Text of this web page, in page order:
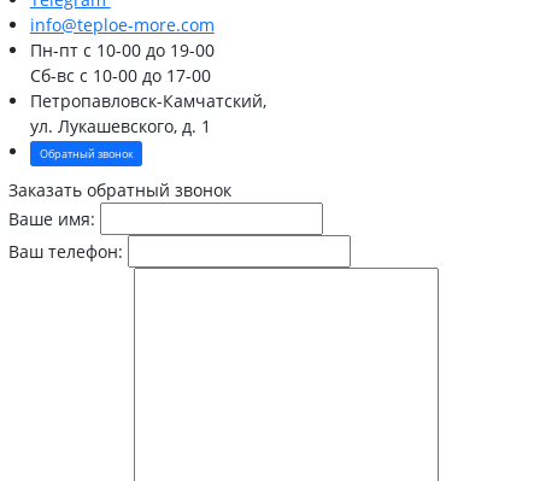
info@teploe-more.com
Пн-птс 10-00 до 19-00
Сб-вс с 10-00 до 17-00
Петропавловск-Камчатский,
ул. Лукашевского, д. 1
Обратный звонок
Заказать обратный звонок
Ваше имя:
Ваш телефон: